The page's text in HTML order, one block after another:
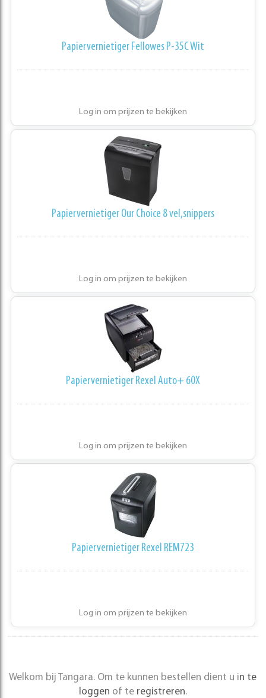
Papiervernietiger Fellowes P-35C Wit
Log in om prijzen te bekijken
Papiervernietiger Our Choice 8 vel,snippers
Log in om prijzen te bekijken
Papiervernietiger Rexel Auto+ 60X
Log in om prijzen te bekijken
Papiervernietiger Rexel REM723
Log in om prijzen te bekijken
Welkom bij Tangara. Om te kunnen bestellen dient u in te
loggen of te registreren.